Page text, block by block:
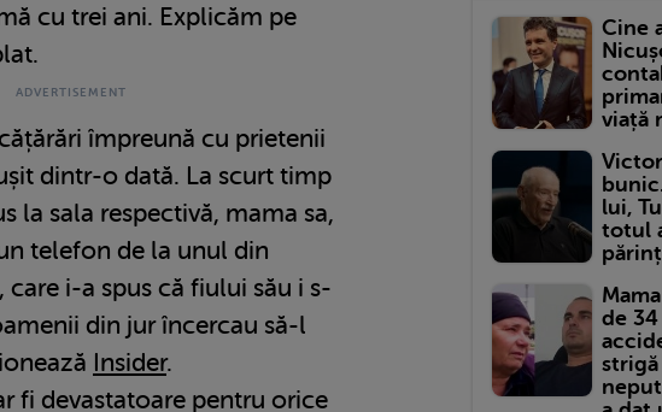
cu trei ani. Explicăm pe
împreună cu prietenii
dintr-o dată. La scurt timp
la sala respectivă, mama sa,
telefon de la unul din
i-a spus că fiului său i s-
din jur încercau să-l
Insider.
fi devastatoare pentru orice
Cine
viață
lui,
totul
de